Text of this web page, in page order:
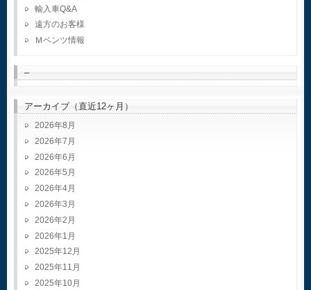
輸入車Q&A
遠方のお客様
Ｍベンツ情報
–
アーカイブ（直近12ヶ月）
2026年8月
2026年7月
2026年6月
2026年5月
2026年4月
2026年3月
2026年2月
2026年1月
2025年12月
2025年11月
2025年10月